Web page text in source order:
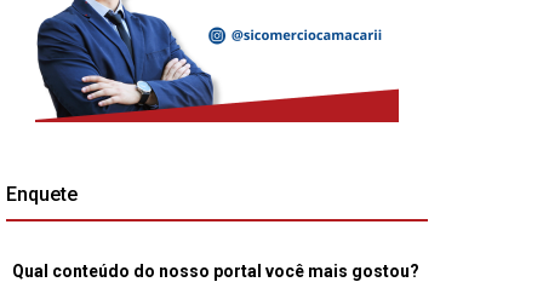
Enquete
Qual conteúdo do nosso portal você mais gostou?